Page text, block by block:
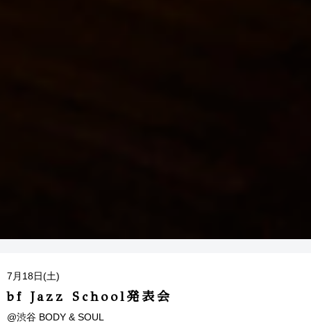
7月18日(土)
bf Jazz School発表会
@渋谷 BODY & SOUL